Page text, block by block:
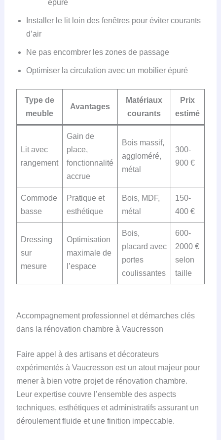
épuré
Installer le lit loin des fenêtres pour éviter courants
d’air
Ne pas encombrer les zones de passage
Optimiser la circulation avec un mobilier épuré
Type de
meuble
Avantages
Matériaux
courants
Prix
estimé
Lit avec
rangement
Gain de
place,
fonctionnalité
accrue
Bois massif,
aggloméré,
métal
300-
900 €
Commode
basse
Pratique et
esthétique
Bois, MDF,
métal
150-
400 €
Dressing
sur
mesure
Optimisation
maximale de
l’espace
Bois,
placard avec
portes
coulissantes
600-
2000 €
selon
taille
Accompagnement professionnel et démarches clés
dans la rénovation chambre à Vaucresson
Faire appel à des artisans et décorateurs
expérimentés à Vaucresson est un atout majeur pour
mener à bien votre projet de rénovation chambre.
Leur expertise couvre l’ensemble des aspects
techniques, esthétiques et administratifs assurant un
déroulement fluide et une finition impeccable.